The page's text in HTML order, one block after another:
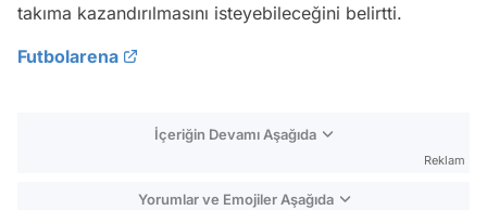
takıma kazandırılmasını isteyebileceğini belirtti.
Futbolarena
İçeriğin Devamı Aşağıda
Reklam
Yorumlar ve Emojiler Aşağıda